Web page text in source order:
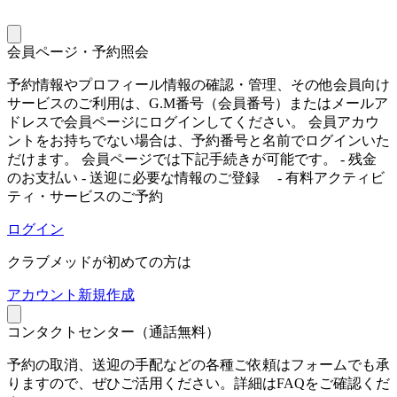
会員ページ・予約照会
予約情報やプロフィール情報の確認・管理、その他会員向け
サービスのご利用は、G.M番号（会員番号）またはメールア
ドレスで会員ページにログインしてください。 会員アカウ
ントをお持ちでない場合は、予約番号と名前でログインいた
だけます。 会員ページでは下記手続きが可能です。 - 残金
のお支払い - 送迎に必要な情報のご登録 - 有料アクティビ
ティ・サービスのご予約
ログイン
クラブメッドが初めての方は
アカウント新規作成
コンタクトセンター（通話無料）
予約の取消、送迎の手配などの各種ご依頼はフォームでも承
りますので、ぜひご活用ください。詳細はFAQをご確認くだ